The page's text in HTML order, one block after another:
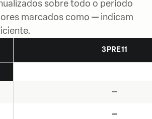
sobre todo o período
marcados como — indicam
3PRE11
—
—